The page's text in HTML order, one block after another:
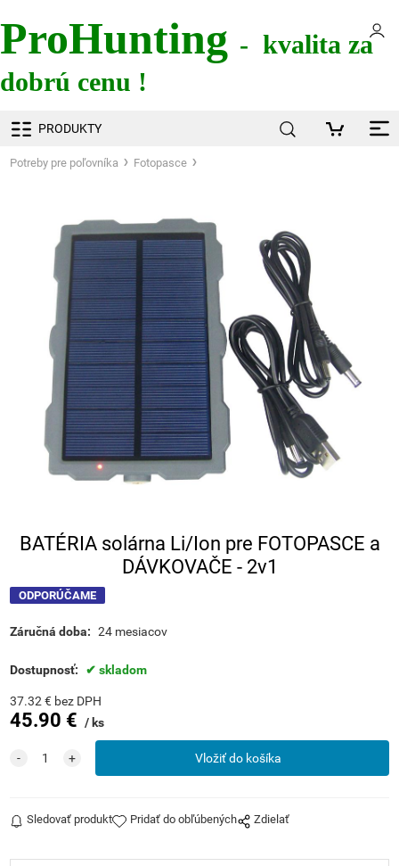
ProHunting - kvalita za
dobrú cenu !
PRODUKTY
Potreby pre poľovníka Fotopasce
BATÉRIA solárna Li/Ion pre FOTOPASCE a
DÁVKOVAČE - 2v1
ODPORÚČAME
Záručná doba: 24 mesiacov
Dostupnosť: skladom
37.32€ bez DPH
45.90 € ks
Sledovať produkt Pridať do obľúbených Zdielať